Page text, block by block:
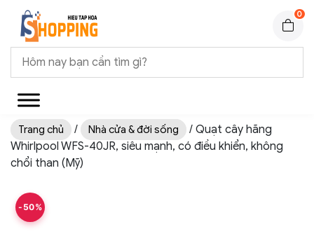
0
Trang chủ / Nhà cửa & đời sống
/ Quạt cây hãng
Whirlpool WFS-40JR, siêu mạnh, có điều khiển, không
chổi than (Mỹ)
-50%